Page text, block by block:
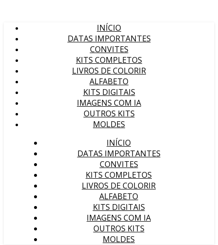
INÍCIO
DATAS IMPORTANTES
CONVITES
KITS COMPLETOS
LIVROS DE COLORIR
ALFABETO
KITS DIGITAIS
IMAGENS COM IA
OUTROS KITS
MOLDES
INÍCIO
DATAS IMPORTANTES
CONVITES
KITS COMPLETOS
LIVROS DE COLORIR
ALFABETO
KITS DIGITAIS
IMAGENS COM IA
OUTROS KITS
MOLDES